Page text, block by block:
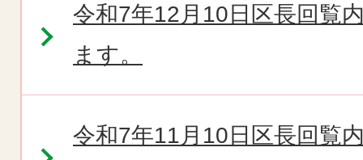
令和7年12月10日区長回覧
ます。
令和7年11月10日区長回覧